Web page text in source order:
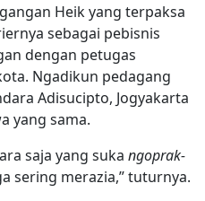
Heik yang terpaksa
sebagai pebisnis
dengan petugas
Ngadikun pedagang
Adisucipto, Jogyakarta
yang sama.
saja yang suka ngoprak-
sering merazia,” tuturnya.